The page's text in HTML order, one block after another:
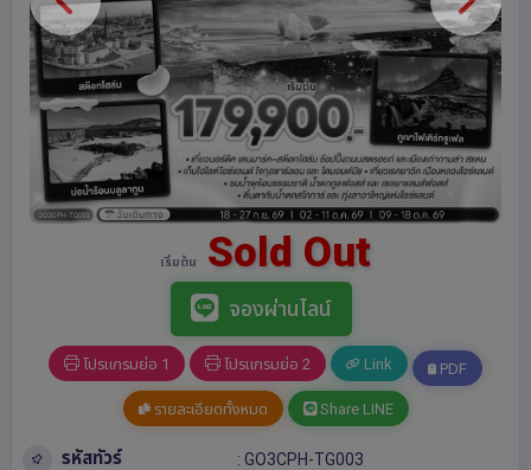
เริ่มต้น Sold Out
จองผ่านไลน์
โปรแกรมย่อ 1 โปรแกรมย่อ 2 Link PDF
รายละเอียดทั้งหมด Share LINE
รหัสทัวร์ : GO3CPH-TG003